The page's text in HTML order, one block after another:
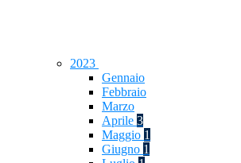
2023
Gennaio
Febbraio
Marzo
Aprile 3
Maggio 1
Giugno 1